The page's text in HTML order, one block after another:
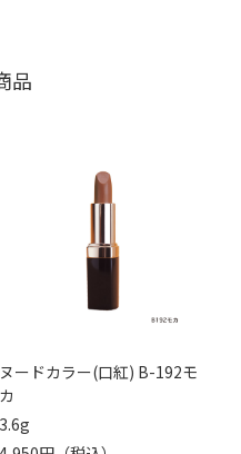
品
ヌードカラー(口紅) B-192モ
カ
3.6g